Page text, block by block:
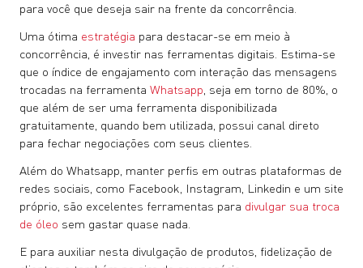
para você que deseja sair na frente da concorrência.
Uma ótima estratégia para destacar-se em meio à
concorrência, é investir nas ferramentas digitais. Estima-se
que o índice de engajamento com interação das mensagens
trocadas na ferramenta Whatsapp, seja em torno de 80%, o
que além de ser uma ferramenta disponibilizada
gratuitamente, quando bem utilizada, possui canal direto
para fechar negociações com seus clientes.
Além do Whatsapp, manter perfis em outras plataformas de
redes sociais, como Facebook, Instagram, Linkedin e um site
próprio, são excelentes ferramentas para divulgar sua troca
de óleo sem gastar quase nada.
E para auxiliar nesta divulgação de produtos, fidelização de